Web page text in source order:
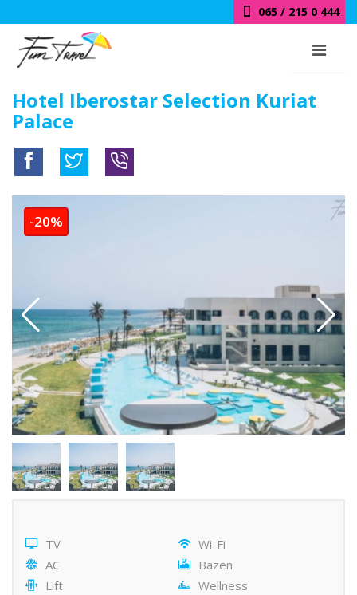
065 / 215 0 444
Hotel Iberostar Selection Kuriat
Palace
-20%
TV
Wi-Fi
AC
Bazen
Lift
Wellness